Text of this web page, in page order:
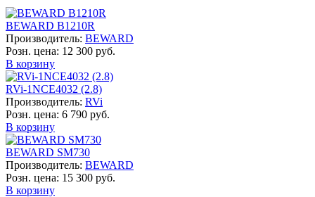
BEWARD B1210R
Производитель: BEWARD
Розн. цена: 12 300 руб.
В корзину
RVi-1NCE4032 (2.8)
Производитель: RVi
Розн. цена: 6 790 руб.
В корзину
BEWARD SM730
Производитель: BEWARD
Розн. цена: 15 300 руб.
В корзину